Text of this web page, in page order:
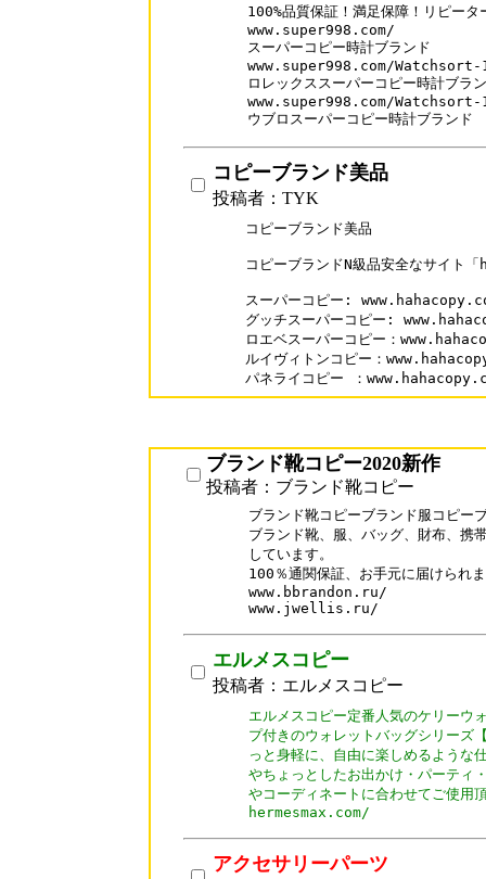
100%品質保証！満足保障！リピー
www.super998.com/
スーパーコピー時計ブランド
www.super998.com/
ロレックススーパーコピー時計ブラ
www.super998.com/
ウブロスーパーコピー時計ブランド
コピーブランド美品
投稿者：TYK
コピーブランド美品
コピーブランドN級品安全なサイト
スーパーコピー:
グッチスーパーコピー:
ロエベスーパーコピー：
ルイヴィトンコピー：
パネライコピー ：
ブランド靴コピー2020新作
投稿者：ブランド靴コピー
ブランド靴コピーブランド服コピー
ブランド靴、服、バッグ、財布、携
しています。
100％通関保証、お手元に届けられ
www.bbrandon.ru/
www.jwellis.ru/
エルメスコピー
投稿者：エルメスコピー
エルメスコピー定番人気のケリーウ
プ付きのウォレットバッグシリーズ
っと身軽に、自由に楽しめるような
やちょっとしたお出かけ・パーティ
やコーディネートに合わせてご使用
アクセサリーパーツ